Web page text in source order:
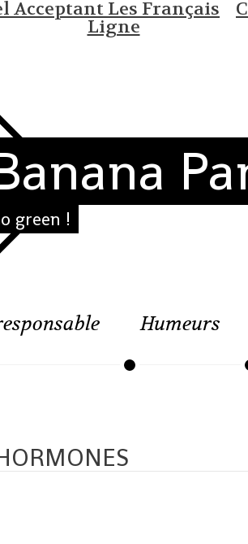
Acceptant Les Français
Ligne
green !
Humeurs